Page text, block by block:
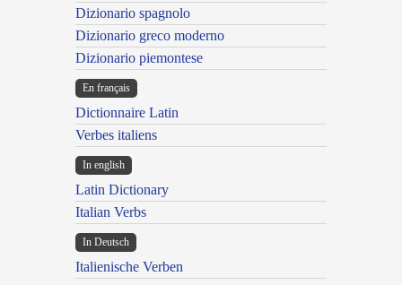
Dizionario spagnolo
Dizionario greco moderno
Dizionario piemontese
En français
Dictionnaire Latin
Verbes italiens
In english
Latin Dictionary
Italian Verbs
In Deutsch
Italienische Verben